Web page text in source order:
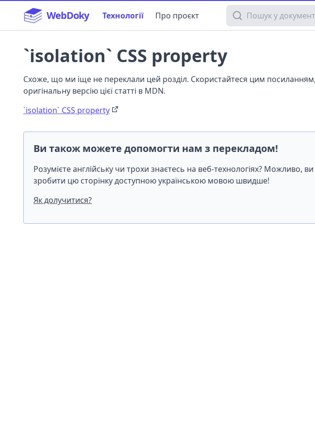
WebDoky Технології Про проєкт Пошук у документації
`isolation` CSS property
Схоже, що ми іще не переклали цей розділ. Скористайтеся цим
оригінальну версію цієї статті в MDN.
`isolation` CSS property
Ви також можете допомогти нам з перекладом!
Розумієте англійську чи трохи знаєтесь на веб-технологіях? Можливо,
зробити цю сторінку доступною українською мовою швидше!
Як долучитися?